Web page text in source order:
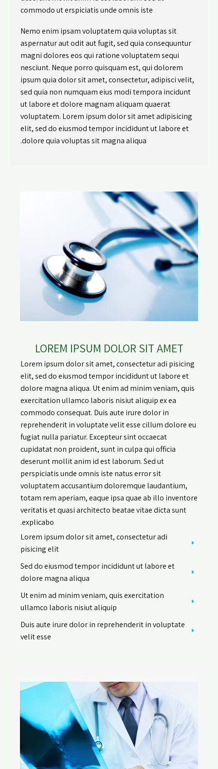
commodo ut erspiciatis unde omnis iste
Nemo enim ipsam voluptatem quia voluptas sit
aspernatur aut odit aut fugit, sed quia consequuntur
magni dolores eos qui ratione voluptatem sequi
nesciunt. Neque porro quisquam est, qui dolorem
ipsum quia dolor sit amet, consectetur, adipisci velit,
sed quia non numquam eius modi tempora incidunt
ut labore et dolore magnam aliquam quaerat
voluptatem. Lorem ipsum dolor sit amet adipisicing
elit, sed do eiusmod tempor incididunt ut labore et
dolore quia voluptas sit magna aliqua.
LOREM IPSUM DOLOR SIT AMET
Lorem ipsum dolor sit amet, consectetur adi pisicing
elit, sed do eiusmod tempor incididunt ut labore et
dolore magna aliqua. Ut enim ad minim veniam, quis
exercitation ullamco laboris nisiut aliquip ex ea
commodo consequat. Duis aute irure dolor in
reprehenderit in voluptate velit esse cillum dolore eu
fugiat nulla pariatur. Excepteur sint occaecat
cupidatat non proident, sunt in culpa qui officia
deserunt mollit anim id est laborum. Sed ut
perspiciatis unde omnis iste natus error sit
voluptatem accusantium doloremque laudantium,
totam rem aperiam, eaque ipsa quae ab illo inventore
veritatis et quasi architecto beatae vitae dicta sunt
explicabo.
Lorem ipsum dolor sit amet, consectetur adi
pisicing elit
Sed do eiusmod tempor incididunt ut labore et
dolore magna aliqua
Ut enim ad minim veniam, quis exercitation
ullamco laboris nisiut aliquip
Duis aute irure dolor in reprehenderit in voluptate
velit esse